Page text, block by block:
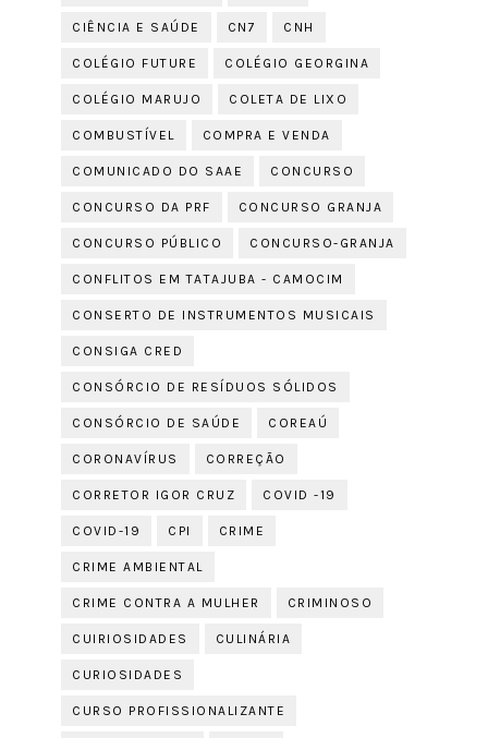
CIÊNCIA E SAÚDE CN7 CNH
COLÉGIO FUTURE COLÉGIO GEORGINA
COLÉGIO MARUJO COLETA DE LIXO
COMBUSTÍVEL COMPRA E VENDA
COMUNICADO DO SAAE CONCURSO
CONCURSO DA PRF CONCURSO GRANJA
CONCURSO PÚBLICO CONCURSO-GRANJA
CONFLITOS EM TATAJUBA - CAMOCIM
CONSERTO DE INSTRUMENTOS MUSICAIS
CONSIGA CRED
CONSÓRCIO DE RESÍDUOS SÓLIDOS
CONSÓRCIO DE SAÚDE COREAÚ
CORONAVÍRUS CORREÇÃO
CORRETOR IGOR CRUZ COVID -19
COVID-19 CPI CRIME
CRIME AMBIENTAL
CRIME CONTRA A MULHER CRIMINOSO
CUIRIOSIDADES CULINÁRIA
CURIOSIDADES
CURSO PROFISSIONALIZANTE